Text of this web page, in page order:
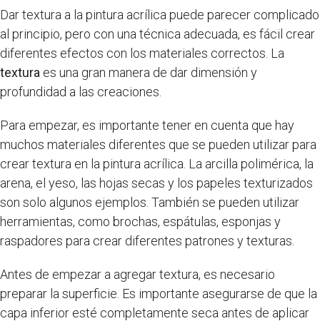
Dar textura a la pintura acrílica puede parecer complicado
al principio, pero con una técnica adecuada, es fácil crear
diferentes efectos con los materiales correctos. La
textura es una gran manera de dar dimensión y
profundidad a las creaciones.
Para empezar, es importante tener en cuenta que hay
muchos materiales diferentes que se pueden utilizar para
crear textura en la pintura acrílica. La arcilla polimérica, la
arena, el yeso, las hojas secas y los papeles texturizados
son solo algunos ejemplos. También se pueden utilizar
herramientas, como brochas, espátulas, esponjas y
raspadores para crear diferentes patrones y texturas.
Antes de empezar a agregar textura, es necesario
preparar la superficie. Es importante asegurarse de que la
capa inferior esté completamente seca antes de aplicar